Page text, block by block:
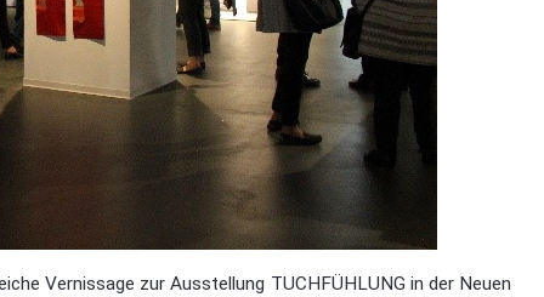
Vernissage zur Ausstellung TUCHFÜHLUNG in der Neuen